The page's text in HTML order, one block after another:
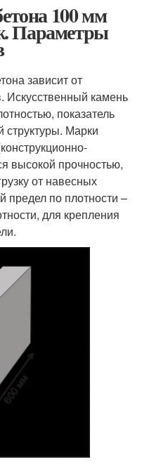
100 мм
Параметры
зависит от
Искусственный камень
показатель
структуры. Марки
высокой прочностью,
от навесных
предел по плотности –
для крепления